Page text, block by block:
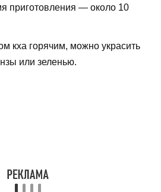
приготовления — около 10
кха горячим, можно украсить
или зеленью.